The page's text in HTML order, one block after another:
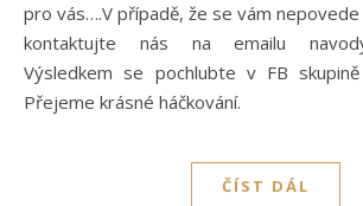
pro vás….V případě, že se vám
kontaktujte nás na emailu
Výsledkem se pochlubte v FB
Přejeme krásné háčkování.
ČÍST DÁL